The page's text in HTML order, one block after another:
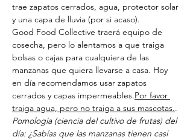
trae zapatos cerrados, agua, protector solar
y una capa de lluvia (por si acaso).
Good Food Collective traerá equipo de
cosecha, pero lo alentamos a que traiga
bolsas o cajas para cualquiera de las
manzanas que quiera llevarse a casa. Hoy
en día recomendamos usar zapatos
cerrados y capas impermeables.Por favor
traiga agua, pero no traiga a sus mascotas..
Pomología (ciencia del cultivo de frutas) del
día: ¿Sabías que las manzanas tienen casi